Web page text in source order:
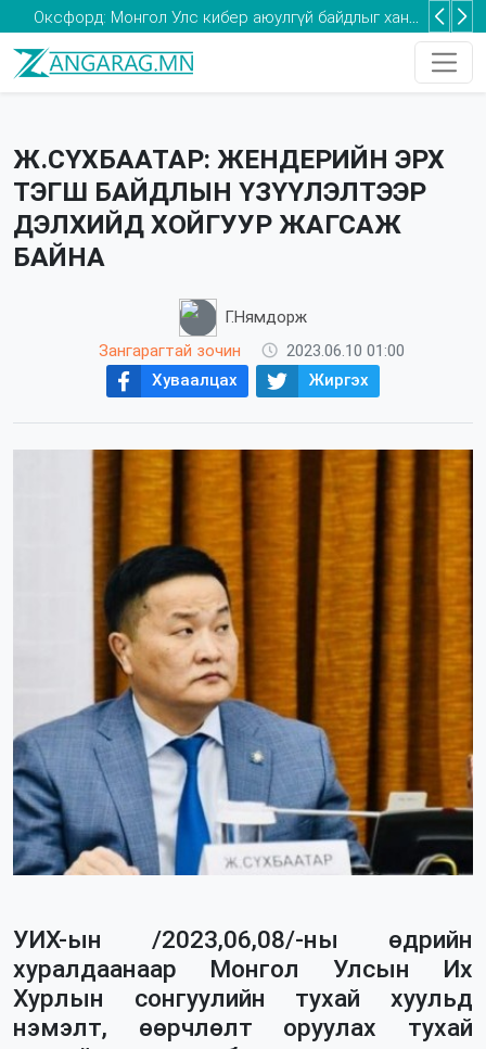
Оксфорд: Монгол Улс кибер аюулгүй байдлыг хангах хөрөнгө оруулалтыг нэмэгдүүлэх шаардлагатай
Ж.СҮХБААТАР: ЖЕНДЕРИЙН ЭРХ
ТЭГШ БАЙДЛЫН ҮЗҮҮЛЭЛТЭЭР
ДЭЛХИЙД ХОЙГУУР ЖАГСАЖ
БАЙНА
Г.Нямдорж
Зангарагтай зочин
2023.06.10 01:00
Хуваалцах
Жиргэх
УИХ-ын /2023,06,08/-ны өдрийн
хуралдаанаар Монгол Улсын Их
Хурлын сонгуулийн тухай хуульд
нэмэлт, өөрчлөлт оруулах тухай